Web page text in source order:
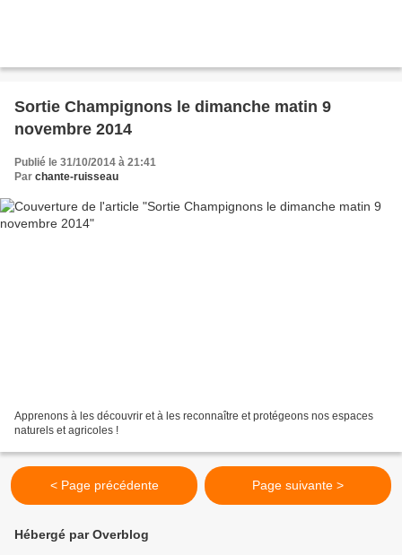
Sortie Champignons le dimanche matin 9
novembre 2014
Publié le 31/10/2014 à 21:41
Par chante-ruisseau
Apprenons à les découvrir et à les reconnaître et protégeons nos espaces
naturels et agricoles !
< Page précédente Page suivante >
Hébergé par Overblog